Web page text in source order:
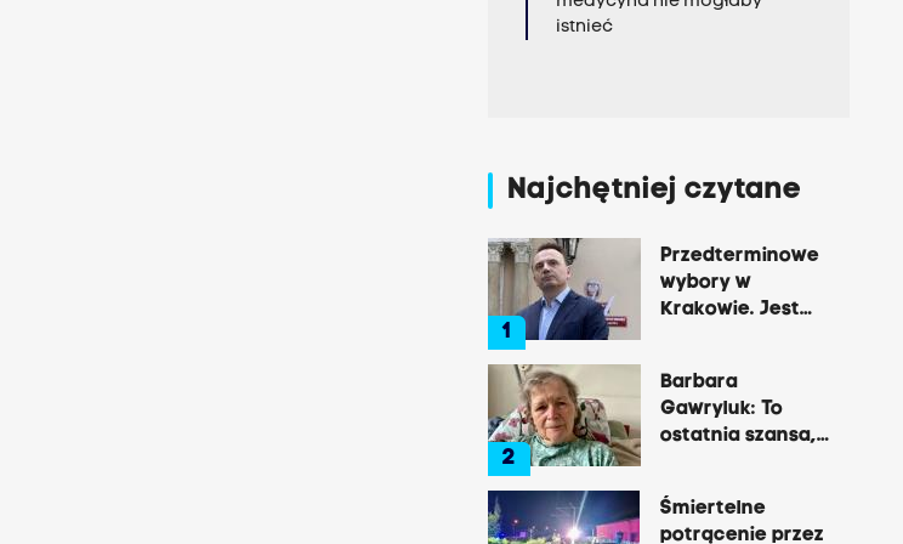
istnieć
Najchętniej czytane
1
Przedterminowe
wybory w
Krakowie. Jest
2
Barbara
Gawryluk: To
ostatnia szansa,
chorobie
Śmiertelne
potrącenie przez